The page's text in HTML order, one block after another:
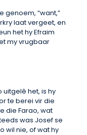
genoem, “want,”
laat vergeet, en
het hy Efraim
my vrugbaar
het, is hy
te berei vir die
die Farao, wat
was Josef se
wil nie, of wat hy